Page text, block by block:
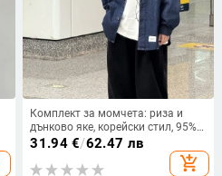
Комплект за момчета: риза и
дънково яке, корейски стил, 95%
памук, едноцветен, мека тъкан за
31.94€/62.47 лв
add_shopping_cart